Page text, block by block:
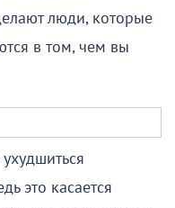
люди, которые
в том, чем вы
это касается